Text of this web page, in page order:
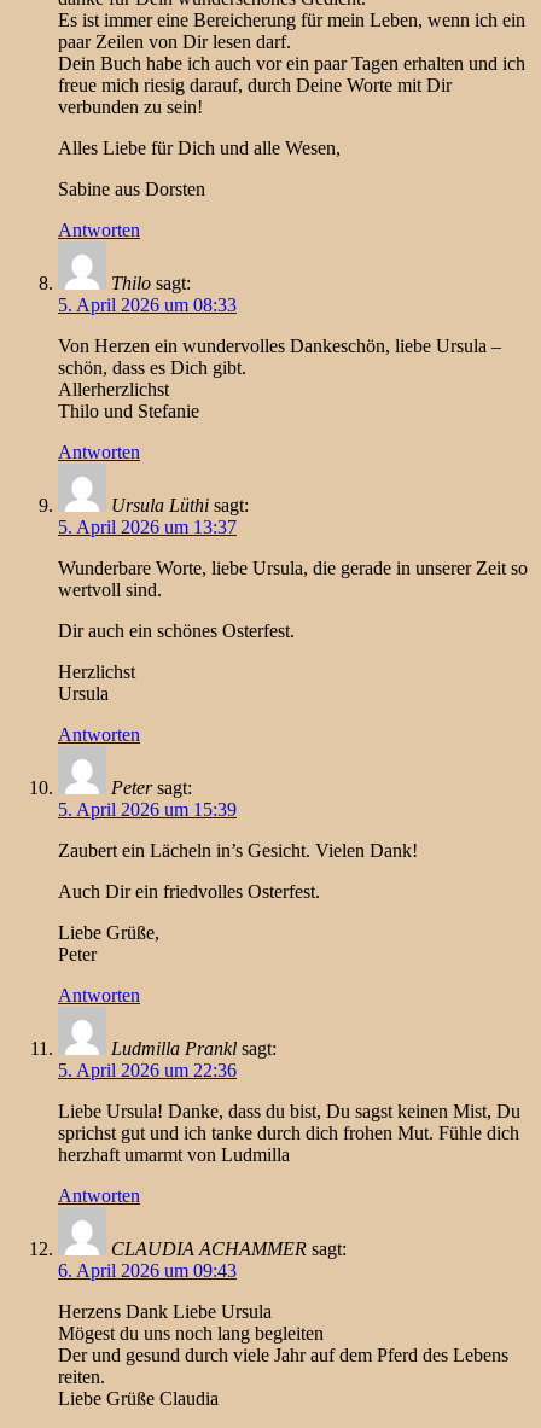
Es ist immer eine Bereicherung für mein Leben, wenn ich ein
paar Zeilen von Dir lesen darf.
Dein Buch habe ich auch vor ein paar Tagen erhalten und ich
freue mich riesig darauf, durch Deine Worte mit Dir
verbunden zu sein!
Alles Liebe für Dich und alle Wesen,
Sabine aus Dorsten
Antworten
Thilo sagt:
5. April 2026 um 08:33
Von Herzen ein wundervolles Dankeschön, liebe Ursula –
schön, dass es Dich gibt.
Allerherzlichst
Thilo und Stefanie
Antworten
Ursula Lüthi sagt:
5. April 2026 um 13:37
Wunderbare Worte, liebe Ursula, die gerade in unserer Zeit so
wertvoll sind.
Dir auch ein schönes Osterfest.
Herzlichst
Ursula
Antworten
Peter sagt:
5. April 2026 um 15:39
Zaubert ein Lächeln in’s Gesicht. Vielen Dank!
Auch Dir ein friedvolles Osterfest.
Liebe Grüße,
Peter
Antworten
Ludmilla Prankl sagt:
5. April 2026 um 22:36
Liebe Ursula! Danke, dass du bist, Du sagst keinen Mist, Du
sprichst gut und ich tanke durch dich frohen Mut. Fühle dich
herzhaft umarmt von Ludmilla
Antworten
CLAUDIA ACHAMMER sagt:
6. April 2026 um 09:43
Herzens Dank Liebe Ursula
Mögest du uns noch lang begleiten
Der und gesund durch viele Jahr auf dem Pferd des Lebens
reiten.
Liebe Grüße Claudia